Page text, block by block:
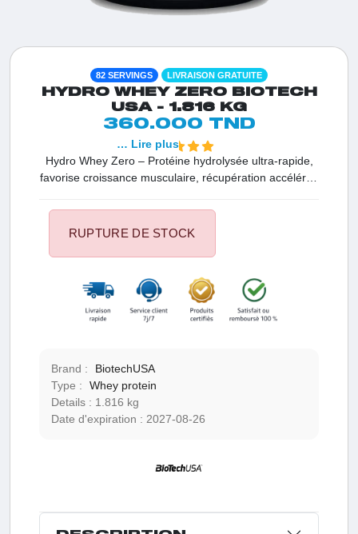
82 SERVINGS LIVRAISON GRATUITE
HYDRO WHEY ZERO BIOTECH
USA - 1.816 KG
360.000 TND
Hydro Whey Zero – Protéine hydrolysée ultra-rapide,
favorise croissance musculaire, récupération accélérée
… Lire plus
RUPTURE DE STOCK
Brand :
BiotechUSA
Type :
Whey protein
Details :
1.816 kg
Date d'expiration : 2027-08-26